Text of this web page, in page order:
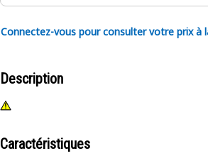
Connectez-vous pour consulter votre prix à
Description
Caractéristiques